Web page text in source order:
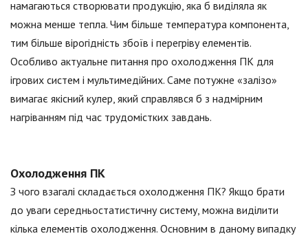
намагаються створювати продукцію, яка б виділяла як
можна менше тепла. Чим більше температура компонента,
тим більше вірогідність збоїв і перегріву елементів.
Особливо актуальне питання про охолодження ПК для
ігрових систем і мультимедійних. Саме потужне «залізо»
вимагає якісний кулер, який справлявся б з надмірним
нагріванням під час трудомістких завдань.
Охолодження ПК
З чого взагалі складається охолодження ПК? Якщо брати
до уваги середньостатистичну систему, можна виділити
кілька елементів охолодження. Основним в даному випадку